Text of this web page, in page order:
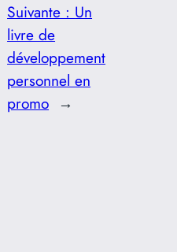
Suivante : Un
livre de
développement
personnel en
promo →